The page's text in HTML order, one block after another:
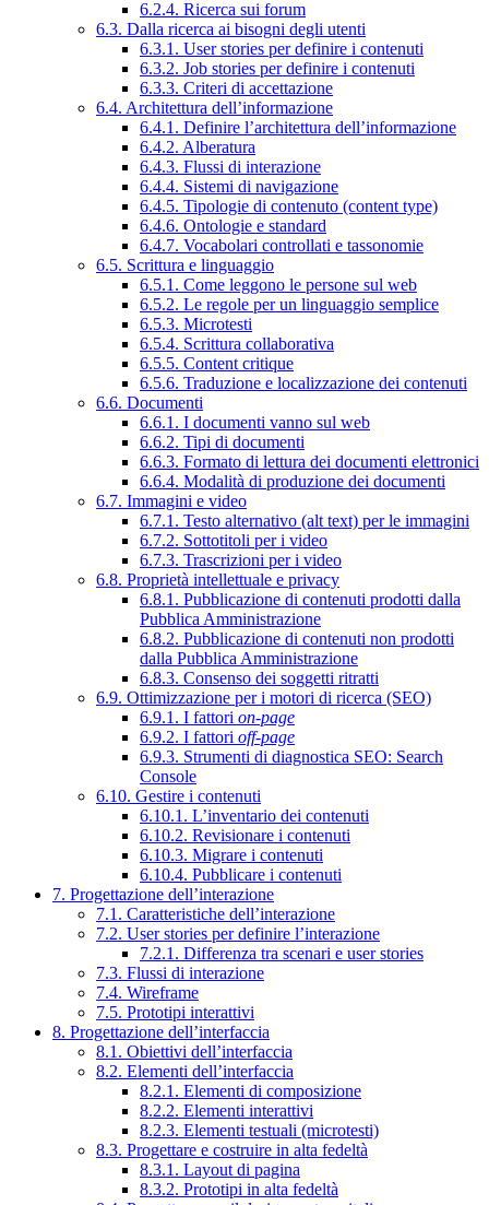
6.2.4. Ricerca sui forum
6.3. Dalla ricerca ai bisogni degli utenti
6.3.1. User stories per definire i contenuti
6.3.2. Job stories per definire i contenuti
6.3.3. Criteri di accettazione
6.4. Architettura dell’informazione
6.4.1. Definire l’architettura dell’informazione
6.4.2. Alberatura
6.4.3. Flussi di interazione
6.4.4. Sistemi di navigazione
6.4.5. Tipologie di contenuto (content type)
6.4.6. Ontologie e standard
6.4.7. Vocabolari controllati e tassonomie
6.5. Scrittura e linguaggio
6.5.1. Come leggono le persone sul web
6.5.2. Le regole per un linguaggio semplice
6.5.3. Microtesti
6.5.4. Scrittura collaborativa
6.5.5. Content critique
6.5.6. Traduzione e localizzazione dei contenuti
6.6. Documenti
6.6.1. I documenti vanno sul web
6.6.2. Tipi di documenti
6.6.3. Formato di lettura dei documenti elettronici
6.6.4. Modalità di produzione dei documenti
6.7. Immagini e video
6.7.1. Testo alternativo (alt text) per le immagini
6.7.2. Sottotitoli per i video
6.7.3. Trascrizioni per i video
6.8. Proprietà intellettuale e privacy
6.8.1. Pubblicazione di contenuti prodotti dalla
Pubblica Amministrazione
6.8.2. Pubblicazione di contenuti non prodotti
dalla Pubblica Amministrazione
6.8.3. Consenso dei soggetti ritratti
6.9. Ottimizzazione per i motori di ricerca (SEO)
6.9.1. I fattori on-page
6.9.2. I fattori off-page
6.9.3. Strumenti di diagnostica SEO: Search
Console
6.10. Gestire i contenuti
6.10.1. L’inventario dei contenuti
6.10.2. Revisionare i contenuti
6.10.3. Migrare i contenuti
6.10.4. Pubblicare i contenuti
7. Progettazione dell’interazione
7.1. Caratteristiche dell’interazione
7.2. User stories per definire l’interazione
7.2.1. Differenza tra scenari e user stories
7.3. Flussi di interazione
7.4. Wireframe
7.5. Prototipi interattivi
8. Progettazione dell’interfaccia
8.1. Obiettivi dell’interfaccia
8.2. Elementi dell’interfaccia
8.2.1. Elementi di composizione
8.2.2. Elementi interattivi
8.2.3. Elementi testuali (microtesti)
8.3. Progettare e costruire in alta fedeltà
8.3.1. Layout di pagina
8.3.2. Prototipi in alta fedeltà